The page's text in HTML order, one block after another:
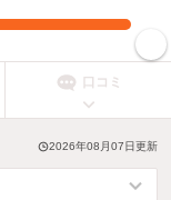
口コミ
2026年08月07日更新